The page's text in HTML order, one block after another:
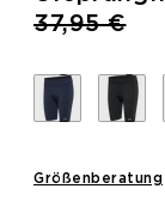
37,95 €bis
Größenberatung